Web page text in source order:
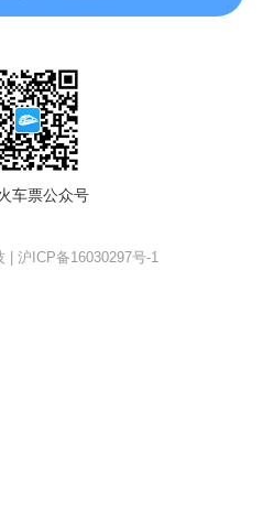
车票公众号
| 沪ICP备16030297号-1